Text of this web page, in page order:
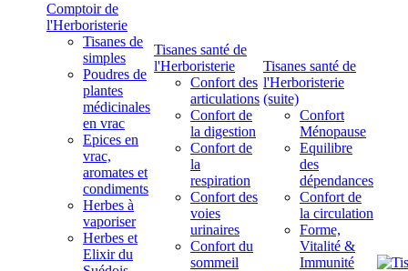
Comptoir de
l'Herboristerie
Tisanes de
simples
Poudres de
plantes
médicinales
en vrac
Epices en
vrac,
aromates et
condiments
Herbes à
vaporiser
Herbes et
Elixir du
Tisanes santé de
l'Herboristerie
Confort des
articulations
Confort de
la digestion
Confort de
la
respiration
Confort des
voies
urinaires
Confort du
sommeil
Tisanes santé de
l'Herboristerie
(suite)
Confort
Ménopause
Equilibre
des
dépendances
Confort de
la circulation
Forme,
Vitalité &
Immunité